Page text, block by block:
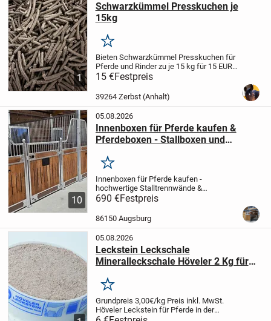
1
Schwarzkümmel Presskuchen je
15kg
Merken
Bieten Schwarzkümmel Presskuchen für
Pferde und Rinder zu je 15 kg für 15 EUR
an. Haupteinsatzbereiche und
Atemwege: Hilft bei
staubbedingtem Husten, leichten
Bronchialreizungen und...
15 €Festpreis
39264 Zerbst (Anhalt)
10
05.08.2026
Innenboxen für Pferde kaufen &
Pferdeboxen - Stallboxen und
Merken
Innenboxen für Pferde kaufen -
hochwertige Stalltrennwände &
Boxensysteme vom Hersteller
Hochwertige Innenboxen für Pferde und
stabile Trennwände für moderne
Pferdeställe
Unsere Innenboxen für...
690 €Festpreis
86150 Augsburg
05.08.2026
Leckstein Leckschale
Mineralleckschale Höveler 2 Kg für
Merken
Grundpreis 3,00€/kgPreis inkl. MwSt.
Höveler Leckstein für Pferde in der
handlichen 2 Kg Schale.